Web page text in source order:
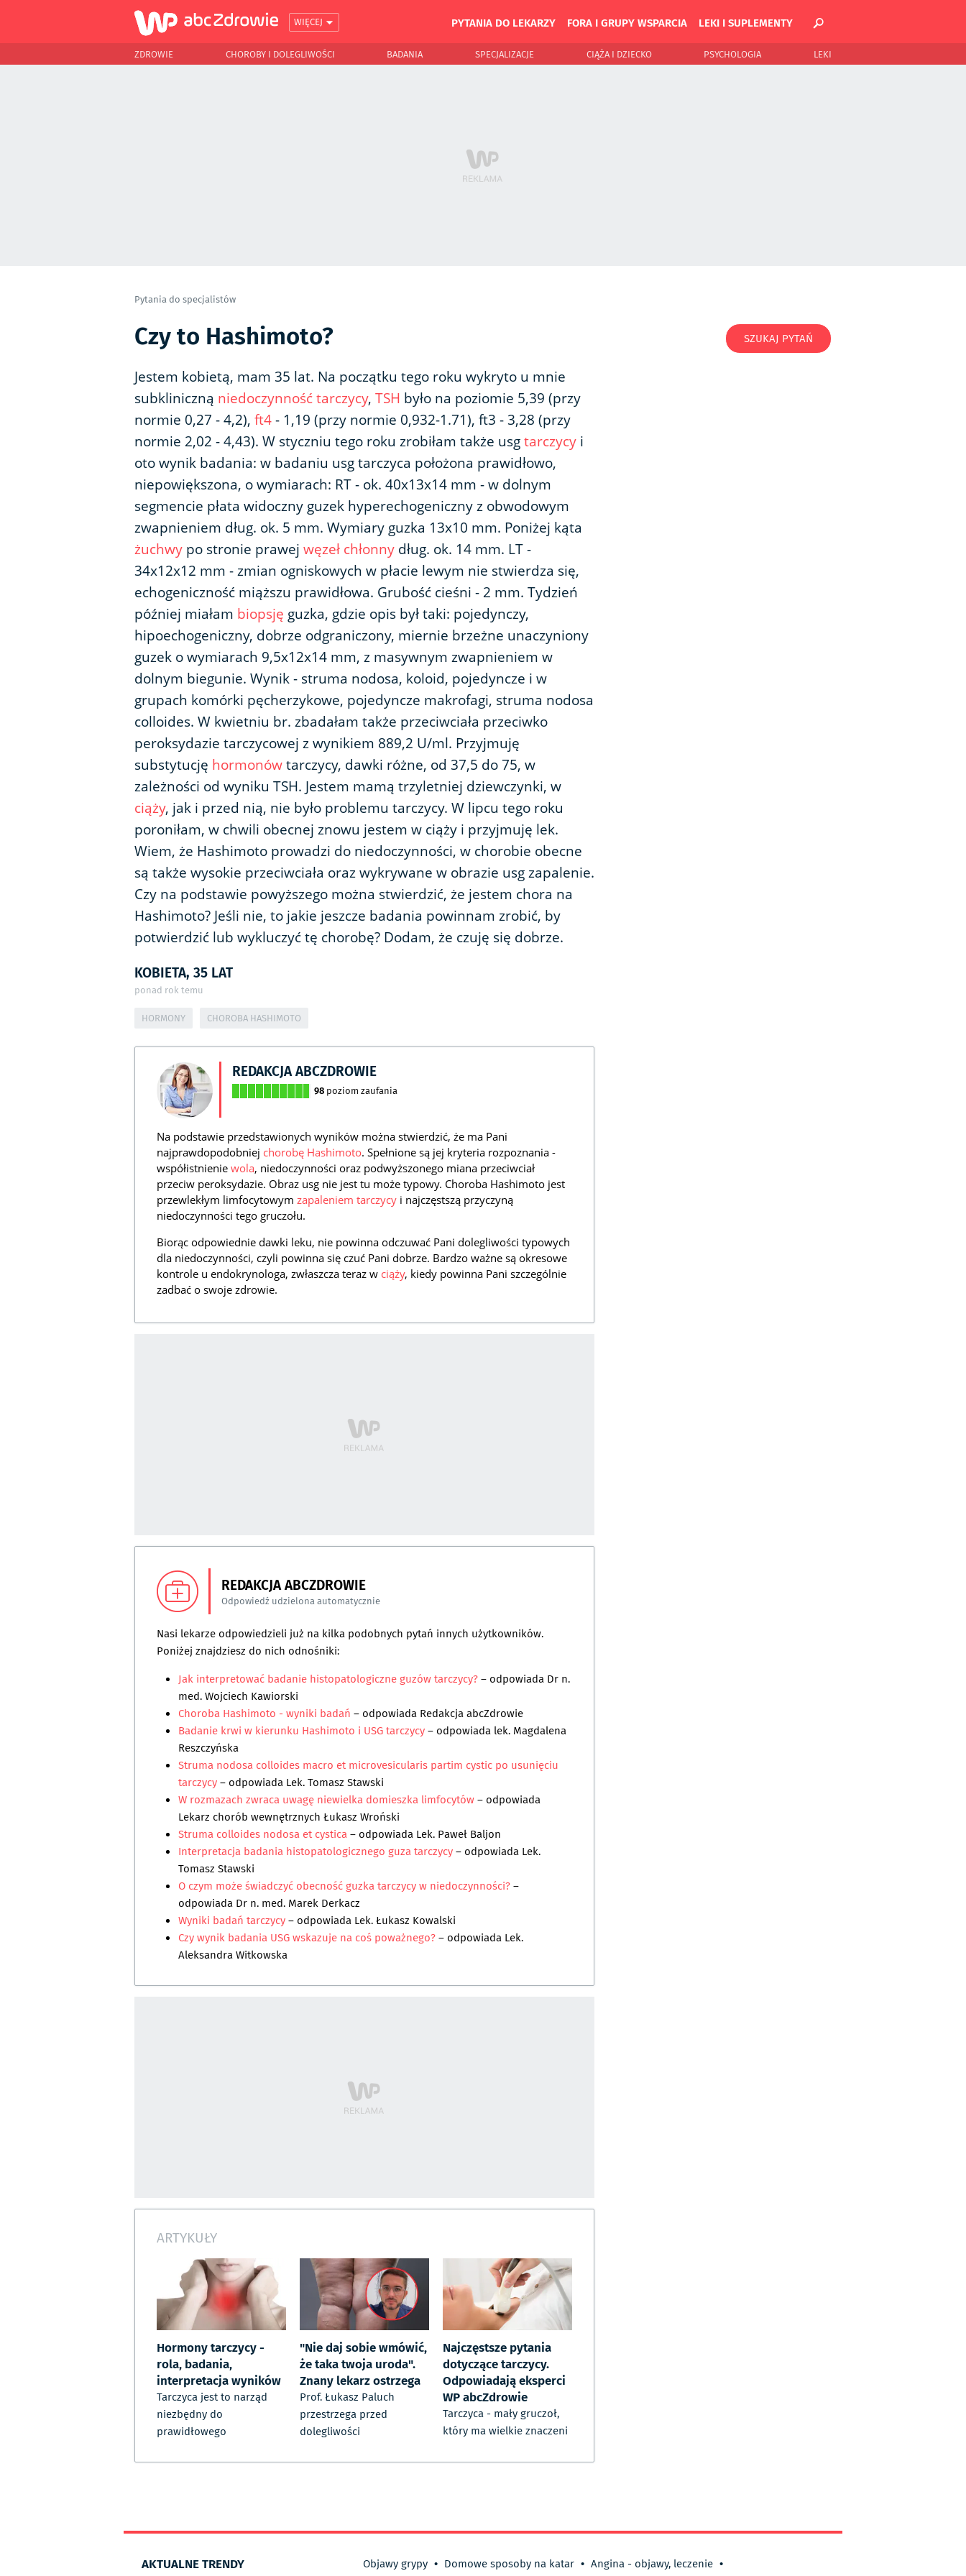
WIĘCEJ PYTANIA DO LEKARZY FORA I GRUPY WSPARCIA LEKI I SUPLEMENTY
ZDROWIE CHOROBY I DOLEGLIWOŚCI BADANIA SPECJALIZACJE CIĄŻA I DZIECKO PSYCHOLOGIA LEKI
Pytania do specjalistów
Czy to Hashimoto?
Jestem kobietą, mam 35 lat. Na początku tego roku wykryto u mnie
subkliniczną niedoczynność tarczycy, TSH było na poziomie 5,39 (przy
normie 0,27 - 4,2), ft4- 1,19 (przy normie 0,932-1.71), ft3 - 3,28 (przy
normie 2,02 - 4,43). W styczniu tego roku zrobiłam także usgtarczycy i
oto wynik badania: w badaniu usg tarczyca położona prawidłowo,
niepowiększona, o wymiarach: RT - ok. 40x13x14 mm - w dolnym
segmencie płata widoczny guzek hyperechogeniczny z obwodowym
zwapnieniem dług. ok. 5 mm. Wymiary guzka 13x10 mm. Poniżej kąta
żuchwy po stronie prawej węzeł chłonny dług. ok. 14 mm. LT -
34x12x12 mm - zmian ogniskowych w płacie lewym nie stwierdza się,
echogeniczność miąższu prawidłowa. Grubość cieśni - 2 mm. Tydzień
później miałam biopsję guzka, gdzie opis był taki: pojedynczy,
hipoechogeniczny, dobrze odgraniczony, miernie brzeżne unaczyniony
guzek o wymiarach 9,5x12x14 mm, z masywnym zwapnieniem w
dolnym biegunie. Wynik - struma nodosa, koloid, pojedyncze i w
grupach komórki pęcherzykowe, pojedyncze makrofagi, struma nodosa
colloides. W kwietniu br. zbadałam także przeciwciała przeciwko
peroksydazie tarczycowej z wynikiem 889,2 U/ml. Przyjmuję
substytucję hormonówtarczycy, dawki różne, od 37,5 do 75, w
zależności od wyniku TSH. Jestem mamą trzyletniej dziewczynki, w
ciąży, jak i przed nią, nie było problemu tarczycy. W lipcu tego roku
poroniłam, w chwili obecnej znowu jestem w ciąży i przyjmuję lek.
Wiem, że Hashimoto prowadzi do niedoczynności, w chorobie obecne
są także wysokie przeciwciała oraz wykrywane w obrazie usg zapalenie.
Czy na podstawie powyższego można stwierdzić, że jestem chora na
Hashimoto? Jeśli nie, to jakie jeszcze badania powinnam zrobić, by
potwierdzić lub wykluczyć tę chorobę? Dodam, że czuję się dobrze.
KOBIETA, 35 LAT
ponad rok temu
HORMONY CHOROBA HASHIMOTO
REDAKCJA ABCZDROWIE
98 poziom zaufania
Na podstawie przedstawionych wyników można stwierdzić, że ma Pani
najprawdopodobniej chorobę Hashimoto. Spełnione są jej kryteria rozpoznania -
współistnienie wola, niedoczynności oraz podwyższonego miana przeciwciał
przeciw peroksydazie. Obraz usg nie jest tu może typowy. Choroba Hashimoto jest
przewlekłym limfocytowym zapaleniem tarczycy i najczęstszą przyczyną
niedoczynności tego gruczołu.
Biorąc odpowiednie dawki leku, nie powinna odczuwać Pani dolegliwości typowych
dla niedoczynności, czyli powinna się czuć Pani dobrze. Bardzo ważne są okresowe
kontrole u endokrynologa, zwłaszcza teraz w ciąży, kiedy powinna Pani szczególnie
zadbać o swoje zdrowie.
REDAKCJA ABCZDROWIE
Odpowiedź udzielona automatycznie
Nasi lekarze odpowiedzieli już na kilka podobnych pytań innych użytkowników.
Poniżej znajdziesz do nich odnośniki:
Jak interpretować badanie histopatologiczne guzów tarczycy?– odpowiada Dr n.
med. Wojciech Kawiorski
Choroba Hashimoto - wyniki badań – odpowiada Redakcja abcZdrowie
Badanie krwi w kierunku Hashimoto i USG tarczycy– odpowiada lek. Magdalena
Reszczyńska
Struma nodosa colloides macro et microvesicularis partim cystic po usunięciu
tarczycy– odpowiada Lek. Tomasz Stawski
W rozmazach zwraca uwagę niewielka domieszka limfocytów– odpowiada
Lekarz chorób wewnętrznych Łukasz Wroński
Struma colloides nodosa et cystica– odpowiada Lek. Paweł Baljon
Interpretacja badania histopatologicznego guza tarczycy– odpowiada Lek.
Tomasz Stawski
O czym może świadczyć obecność guzka tarczycy w niedoczynności?–
odpowiada Dr n. med. Marek Derkacz
Wyniki badań tarczycy– odpowiada Lek. Łukasz Kowalski
Czy wynik badania USG wskazuje na coś poważnego?– odpowiada Lek.
Aleksandra Witkowska
ARTYKUŁY
Hormony tarczycy -
rola, badania,
interpretacja wyników
Tarczyca jest to narząd
niezbędny do
prawidłowego
"Nie daj sobie wmówić,
że taka twoja uroda".
Znany lekarz ostrzega
Prof. Łukasz Paluch
przestrzega przed
dolegliwości
Najczęstsze pytania
dotyczące tarczycy.
Odpowiadają eksperci
WP abcZdrowie
Tarczyca - mały gruczoł,
który ma wielkie znaczeni
SZUKAJ PYTAŃ
AKTUALNE TRENDY Objawy grypy • Domowe sposoby na katar • Angina - objawy, leczenie •